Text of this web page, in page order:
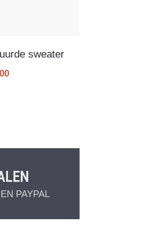
sweater
PAYPAL